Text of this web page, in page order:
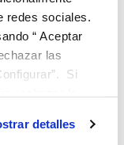
redes sociales.
“ Aceptar
las
Si
funcione y que
detalles
tu